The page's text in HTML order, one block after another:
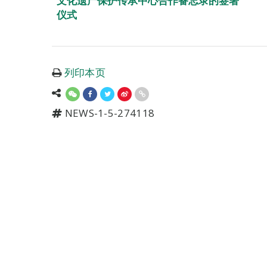
仪式
列印本页
NEWS-1-5-274118